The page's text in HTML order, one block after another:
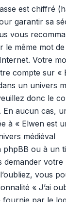
est chiffré
garantir sa
vous
le même mot
Votre
compte sur «
un univers
donc le
En aucun cas,
à « Elwen est
médiéval
ou à un
demander votre
vous
« J’ai
fournie par le